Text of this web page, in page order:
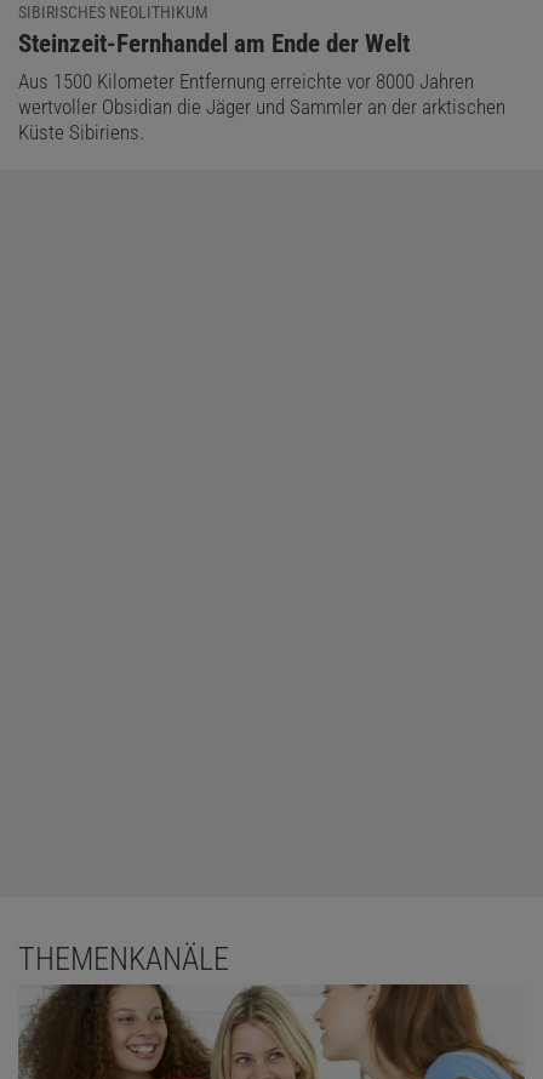
SIBIRISCHES NEOLITHIKUM
:
Steinzeit-Fernhandel am Ende der Welt
Aus 1500 Kilometer Entfernung erreichte vor 8000 Jahren
wertvoller Obsidian die Jäger und Sammler an der arktischen
Küste Sibiriens.
THEMENKANÄLE